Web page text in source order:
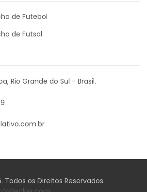
de Futebol
de Futsal
Rio Grande do Sul - Brasil.
Todos os Direitos Reservados.